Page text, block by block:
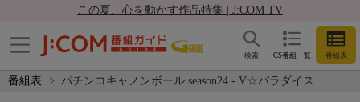
この夏、心を動かす作品特集 | J:COM TV
CS番組一覧 番組表
検索
番組表 パチンコキャノンボール season24 - V☆パラダイス